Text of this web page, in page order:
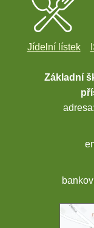
Jídelní lístek
Základní